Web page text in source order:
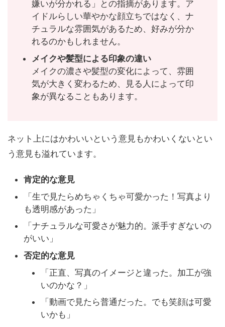
嫌いが分かれる」との指摘があります。ア
イドルらしい華やかな顔立ちではなく、ナ
チュラルな雰囲気があるため、好みが分か
れるのかもしれません。
メイクや髪型による印象の違い
メイクの濃さや髪型の変化によって、雰囲
気が大きく変わるため、見る人によって印
象が異なることもあります。
ネット上にはかわいいという意見もかわいくないとい
う意見も溢れています。
肯定的な意見
「生で見たらめちゃくちゃ可愛かった！写真より
も透明感があった」
「ナチュラルな可愛さが魅力的。派手すぎないの
がいい」
否定的な意見
「正直、写真のイメージと違った。加工が強
いのかな？」
「動画で見たら普通だった。でも笑顔は可愛
いかも」